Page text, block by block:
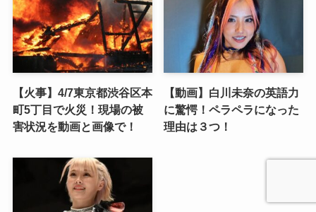
【火事】4/7東京都渋谷区本
町5丁目で火災！現場の被
害状況を動画と画像で！
【動画】白川未奈の英語力
に驚愕！ペラペラになった
理由は３つ！